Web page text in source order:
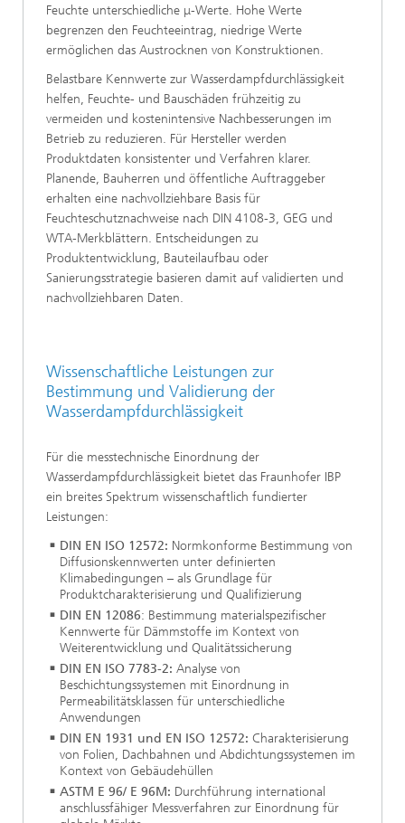
Feuchte unterschiedliche μ-Werte. Hohe Werte
begrenzen den Feuchteeintrag, niedrige Werte
ermöglichen das Austrocknen von Konstruktionen.
Belastbare Kennwerte zur Wasserdampfdurchlässigkeit
helfen, Feuchte- und Bauschäden frühzeitig zu
vermeiden und kostenintensive Nachbesserungen im
Betrieb zu reduzieren. Für Hersteller werden
Produktdaten konsistenter und Verfahren klarer.
Planende, Bauherren und öffentliche Auftraggeber
erhalten eine nachvollziehbare Basis für
Feuchteschutznachweise nach DIN 4108-3, GEG und
WTA-Merkblättern. Entscheidungen zu
Produktentwicklung, Bauteilaufbau oder
Sanierungsstrategie basieren damit auf validierten und
nachvollziehbaren Daten.
Wissenschaftliche Leistungen zur
Bestimmung und Validierung der
Wasserdampfdurchlässigkeit
Für die messtechnische Einordnung der
Wasserdampfdurchlässigkeit bietet das Fraunhofer IBP
ein breites Spektrum wissenschaftlich fundierter
Leistungen:
DIN EN ISO 12572: Normkonforme Bestimmung von
Diffusionskennwerten unter definierten
Klimabedingungen – als Grundlage für
Produktcharakterisierung und Qualifizierung
DIN EN 12086: Bestimmung materialspezifischer
Kennwerte für Dämmstoffe im Kontext von
Weiterentwicklung und Qualitätssicherung
DIN EN ISO 7783-2: Analyse von
Beschichtungssystemen mit Einordnung in
Permeabilitätsklassen für unterschiedliche
Anwendungen
DIN EN 1931 und EN ISO 12572: Charakterisierung
von Folien, Dachbahnen und Abdichtungssystemen im
Kontext von Gebäudehüllen
ASTM E 96/ E 96M: Durchführung international
anschlussfähiger Messverfahren zur Einordnung für